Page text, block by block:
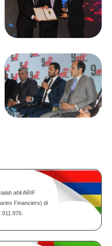
ahli ARIF
Financiers) di